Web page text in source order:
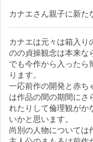
カナエさん親子に新た
カナエは元々は箱入り
のの貞操観念は本来な
でも今作から入ったら
ります。
一応前作の開発と赤ち
は作品の間の期間にさ
れたりして倫理観がか
いかと思います。
尚別の人物については